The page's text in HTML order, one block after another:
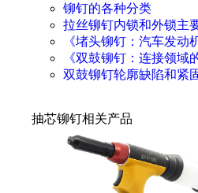
铆钉的各种分类
拉丝铆钉内锁和外锁主
《堵头铆钉：汽车发动
《双鼓铆钉：连接领域
双鼓铆钉轮廓缺陷和紧
抽芯铆钉相关产品